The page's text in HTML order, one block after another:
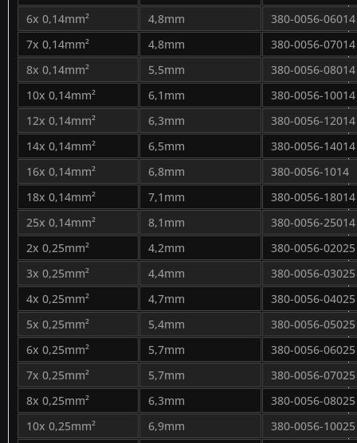
6x 0,14mm²
4,8mm
380-0056-06014
7x 0,14mm²
4,8mm
380-0056-07014
8x 0,14mm²
5,5mm
380-0056-08014
10x 0,14mm²
6,1mm
380-0056-10014
12x 0,14mm²
6,3mm
380-0056-12014
14x 0,14mm²
6,5mm
380-0056-14014
16x 0,14mm²
6,8mm
380-0056-1014
18x 0,14mm²
7,1mm
380-0056-18014
25x 0,14mm²
8,1mm
380-0056-25014
2x 0,25mm²
4,2mm
380-0056-02025
3x 0,25mm²
4,4mm
380-0056-03025
4x 0,25mm²
4,7mm
380-0056-04025
5x 0,25mm²
5,4mm
380-0056-05025
6x 0,25mm²
5,7mm
380-0056-06025
7x 0,25mm²
5,7mm
380-0056-07025
8x 0,25mm²
6,3mm
380-0056-08025
10x 0,25mm²
6,9mm
380-0056-10025